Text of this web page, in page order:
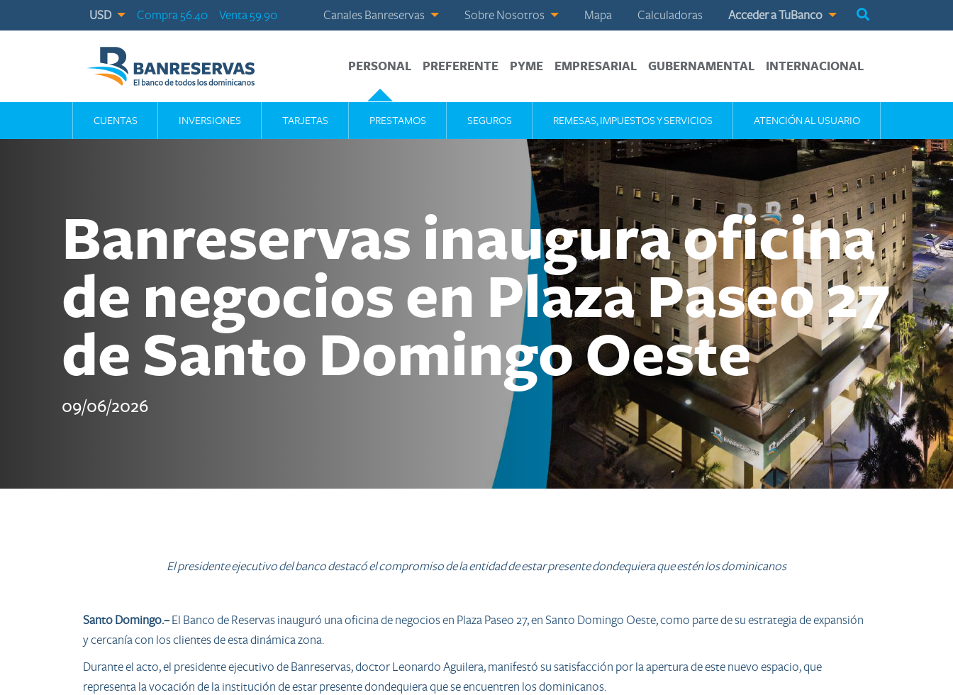
USD Compra 56.40 Venta 59.90 Canales Banreservas Sobre Nosotros Mapa Calculadoras Acceder a TuBanco
PERSONAL
CUENTAS INVERSIONES TARJETAS PRESTAMOS SEGUROS REMESAS, IMPUESTOS Y SERVICIOS ATENCIÓN AL USUARIO
PREFERENTE PYME EMPRESARIAL GUBERNAMENTAL INTERNACIONAL
Banreservas inaugura oficina
de negocios en Plaza Paseo 27
de Santo Domingo Oeste
09/06/2026
El presidente ejecutivo del banco destacó el compromiso de la entidad de estar presente dondequiera que estén los dominicanos
Santo Domingo.–El Banco de Reservas inauguró una oficina de negocios en Plaza Paseo 27, en Santo Domingo Oeste, como parte de su estrategia de expansión
y cercanía con los clientes de esta dinámica zona.
Durante el acto, el presidente ejecutivo de Banreservas, doctor Leonardo Aguilera, manifestó su satisfacción por la apertura de este nuevo espacio, que
representa la vocación de la institución de estar presente dondequiera que se encuentren los dominicanos.